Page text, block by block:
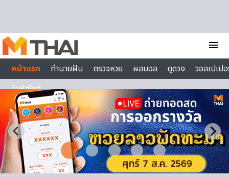
menu
หน้าแรก
ทำนายฝัน ตรวจหวย ผลบอล ดูดวง
วอลเปเป
ไลฟ์สไตล์